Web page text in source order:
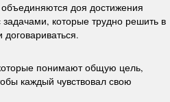
доя достижения
которые трудно решить в
понимают общую цель,
каждый чувствовал свою